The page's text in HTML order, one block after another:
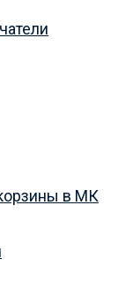
в МК